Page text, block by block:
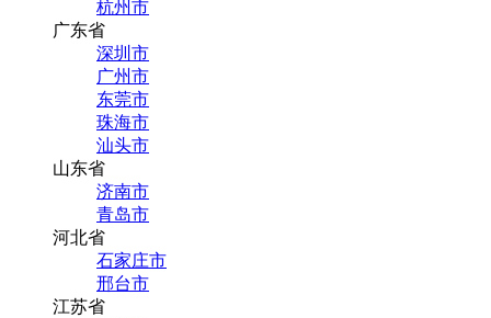
杭州市
广东省
深圳市
广州市
东莞市
珠海市
汕头市
山东省
济南市
青岛市
河北省
石家庄市
邢台市
江苏省